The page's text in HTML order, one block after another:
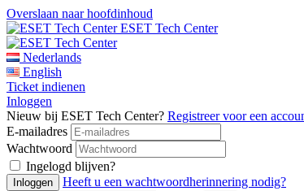
Overslaan naar hoofdinhoud
ESET Tech Center
Nederlands
English
Ticket indienen
Inloggen
Nieuw bij ESET Tech Center? Registreer voor een
E-mailadres
Wachtwoord
Ingelogd blijven?
Heeft u een wachtwoordherinnering nodig?